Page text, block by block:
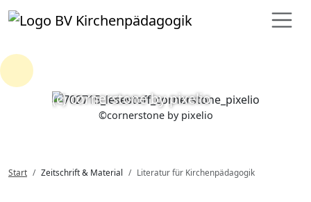
©cornerstone by pixelio
(c) cornerstone by pixelio
Start Zeitschrift & Material Literatur für Kirchenpädagogik